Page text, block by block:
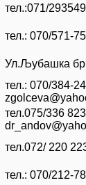
тел.:071/293549
тел.: 070/571-
Ул.Љубашка
тел.: 070/384-
тел.075/336
тел.072/ 220
тел.: 070/212-